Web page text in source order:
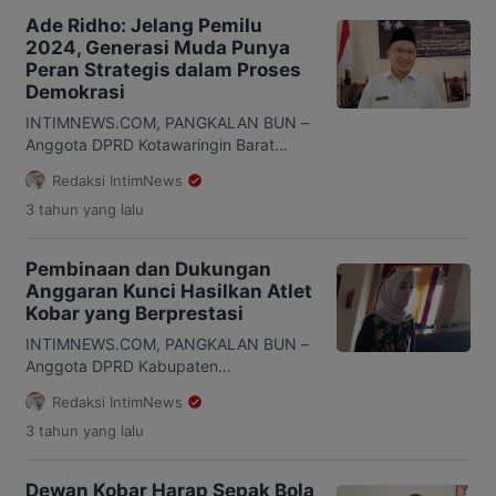
Ade Ridho: Jelang Pemilu
2024, Generasi Muda Punya
Peran Strategis dalam Proses
Demokrasi
INTIMNEWS.COM, PANGKALAN BUN –
Anggota DPRD Kotawaringin Barat
(Kobar) Ade Ridho Hadi mengatakan,
generasi muda memegang peranan
penting dalam memajukan proses
Ridho mengatakan, pemuda memiliki
peran strategis dalam proses
demokrasi bangsa karena menurut
data Komisi Pemilihan Umum (KPU),
pemilu tahun depan didominasi pemilih
usia 17-40 tahun […]
Redaksi IntimNews
3 tahun yang lalu
Pembinaan dan Dukungan
Anggaran Kunci Hasilkan Atlet
Kobar yang Berprestasi
INTIMNEWS.COM, PANGKALAN BUN –
Anggota DPRD Kabupaten
Kotawaringin Barat Septia Utami
mengatakan, pembinaan dan
dukungan anggaran kunci untuk
Redaksi IntimNews
3 tahun yang lalu
Dewan Kobar Harap Sepak Bola